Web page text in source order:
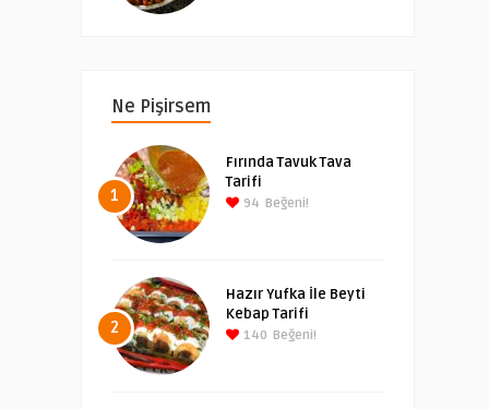
Ne Pişirsem
1
Fırında Tavuk Tava
Tarifi
94 Beğeni!
2
Hazır Yufka İle Beyti
Kebap Tarifi
140 Beğeni!